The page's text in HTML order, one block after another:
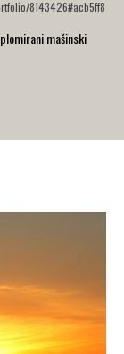
8143426#acb5ff8
mašinski